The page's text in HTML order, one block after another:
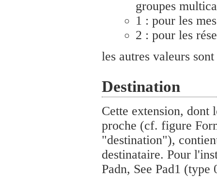
groupes
1 : pour les
2 : pour les
les autres valeurs
Destination
Cette extension, dont
proche (cf. figure
"destination"),
destinataire. Pour
Padn, See Pad1